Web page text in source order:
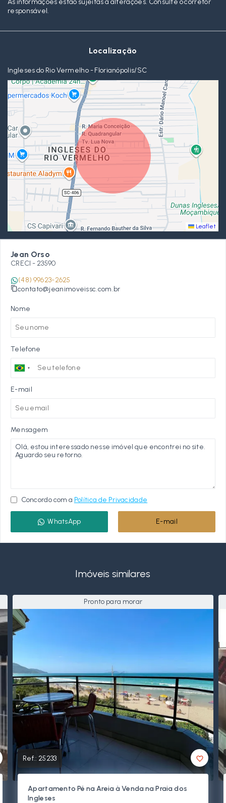
As informações estão sujeitas a alterações. Consulte o corretor
responsável.
Localização
Ingleses do Rio Vermelho - Florianópolis/SC
Leaflet
Jean Orso
CRECI - 23590
(48) 99623-2625
contato@jeanimoveissc.com.br
Nome
Telefone
E-mail
Mensagem
Concordo com a Política de Privacidade
WhatsApp E-mail
Imóveis similares
Pronto para morar
Ref.: 25233
Apartamento Pé na Areia à Venda na Praia dos
Ingleses